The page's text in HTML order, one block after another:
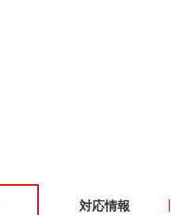
対応情報